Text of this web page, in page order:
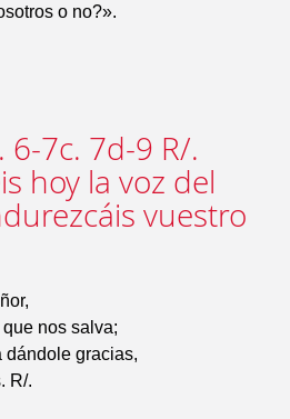
o no?».
6-7c. 7d-9 R/.
hoy la voz del
vuestro
nos salva;
dándole gracias,
R/.